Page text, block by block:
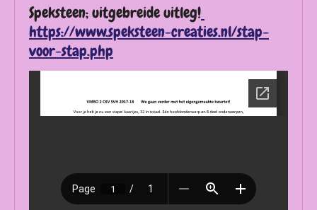
Speksteen; uitgebreide uitleg!
https://www.speksteen-creaties.nl/stap-
voor-stap.php